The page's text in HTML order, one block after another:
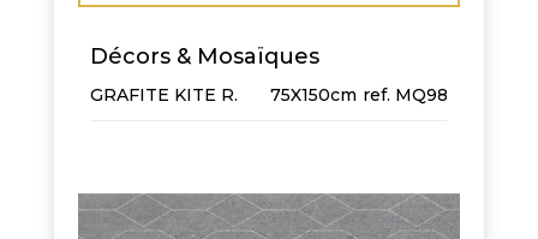
Décors & Mosaïques
GRAFITE KITE R. 75X150cm MQ98